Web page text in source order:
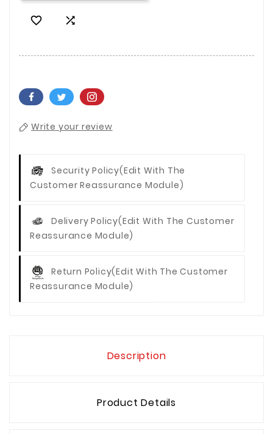
 
Write your review
Security Policy(edit With The
Customer Reassurance Module)
Delivery Policy(edit With The Customer
Reassurance Module)
Return Policy(edit With The Customer
Reassurance Module)
Description
Product Details